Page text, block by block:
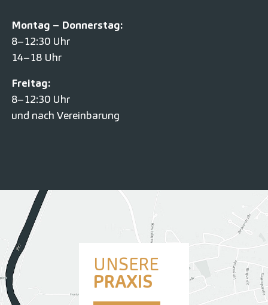
UNSERE
PRAXIS
Montag – Donnerstag:
8–12:30 Uhr
14–18 Uhr
Freitag:
8–12:30 Uhr
und nach Vereinbarung